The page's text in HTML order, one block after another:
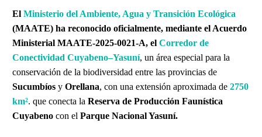
El Ministerio del Ambiente, Agua y Transición Ecológica
(MAATE) ha reconocido oficialmente, mediante el Acuerdo
Ministerial MAATE-2025-0021-A, el Corredor de
Conectividad Cuyabeno–Yasuní, un área especial para la
conservación de la biodiversidad entre las provincias de
Sucumbíos y Orellana, con una extensión aproximada de 2750
km². que conecta la Reserva de Producción Faunística
Cuyabeno con el Parque Nacional Yasuní.